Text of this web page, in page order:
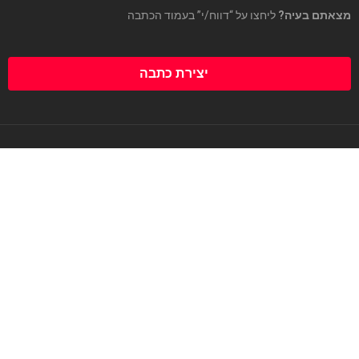
מצאתם בעיה? ליחצו על “דווח/י” בעמוד הכתבה
יצירת כתבה